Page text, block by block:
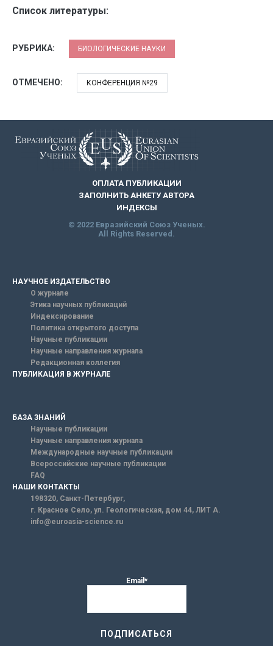
Список литературы:
РУБРИКА: БИОЛОГИЧЕСКИЕ НАУКИ
ОТМЕЧЕНО: КОНФЕРЕНЦИЯ №29
ОПЛАТА ПУБЛИКАЦИИ
ЗАПОЛНИТЬ АНКЕТУ АВТОРА
ИНДЕКСЫ
© 2022 Евразийский Союз Ученых.
All Rights Reserved.
НАУЧНОЕ ИЗДАТЕЛЬСТВО
О журнале
Этика научных публикаций
Индексирование
Политика открытого доступа
Научные публикации
Научные направления журнала
Редакционная коллегия
ПУБЛИКАЦИЯ В ЖУРНАЛЕ
БАЗА ЗНАНИЙ
Научные публикации
Научные направления журнала
Международные научные публикации
Всероссийские научные публикации
FAQ
НАШИ КОНТАКТЫ
198320, Санкт-Петербург,
г. Красное Село, ул. Геологическая, дом 44, ЛИТ А.
info@euroasia-science.ru
Email*